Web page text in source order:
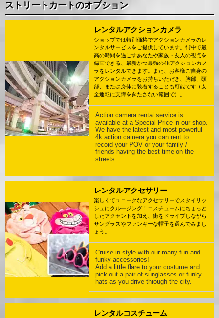
ストリートカートのオプション
レンタルアクションカメラ
ショップでは特別価格でアクションカメラのレ
ンタルサービスをご提供しています。街中で最
高の時間を過ごすあなたや家族・友人の視点を
録画できる、最新かつ最強の4kアクションカメ
ラをレンタルできます。また、お客様ご自身の
アクションカメラをお持ちいただき、胸部、頭
部、または身体に装着することも可能です（安
全運転に支障をきたさない範囲で）。
Action camera rental service is
available at a Special Price in our shop.
We have the latest and most powerful
4k action camera you can rent to
record your POV or your family /
friends having the best time on the
streets.
レンタルアクセサリー
楽しくてユニークなアクセサリーでスタイリッ
シュにクルージング！コスチュームにちょっと
したアクセントを加え、街をドライブしながら
サングラスやファンキーな帽子を選んでみまし
ょう。
Cruise in style with our many fun and
funky accessories!
Add a little flare to your costume and
pick out a pair of sunglasses or funky
hats as you drive through the city.
レンタルコスチューム